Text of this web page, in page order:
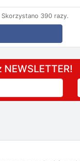
Skorzystano 390 razy.